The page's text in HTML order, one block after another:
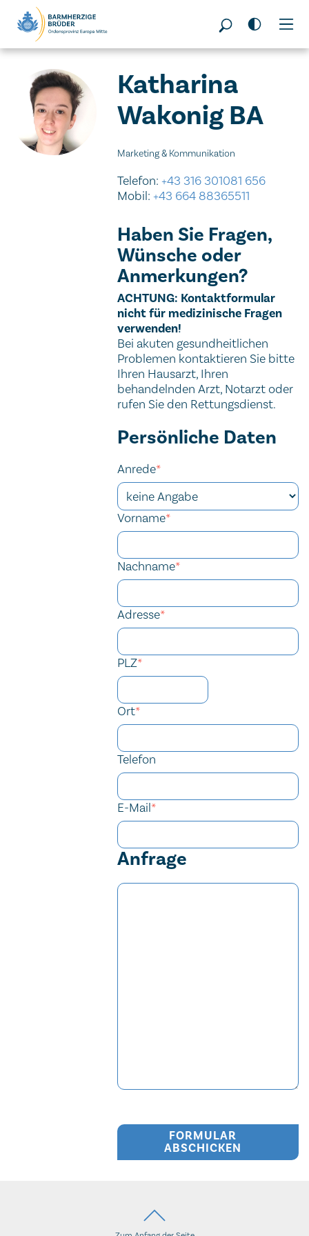
Seitenbereiche:
Katharina
Wakonig BA
Marketing & Kommunikation
Telefon:+43 316 301081 656
Mobil:+43 664 88365511
Haben Sie Fragen,
Wünsche oder
Anmerkungen?
Wichtiger Hinweis
ACHTUNG: Kontaktformular
nicht für medizinische Fragen
verwenden!
Bei akuten gesundheitlichen
Problemen kontaktieren Sie bitte
Ihren Hausarzt, Ihren
behandelnden Arzt, Notarzt oder
rufen Sie den Rettungsdienst.
Kontaktformular
Persönliche Daten
Anrede*
Vorname*
Nachname*
Adresse*
PLZ*
Ort*
Telefon
E-Mail*
Anfrage
FORMULAR
ABSCHICKEN